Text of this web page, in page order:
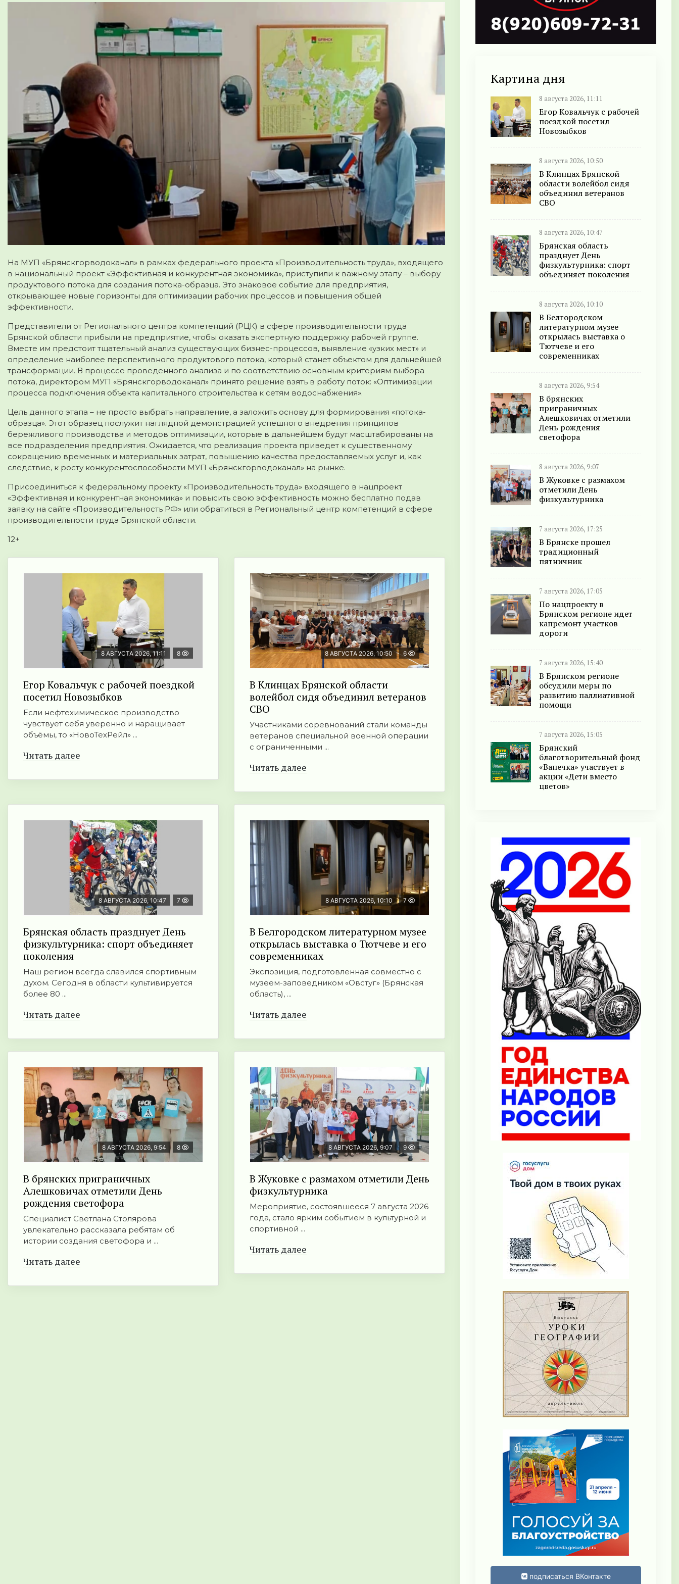
На МУП «Брянскгорводоканал» в рамках федерального проекта «Производительность труда», входящего
в национальный проект «Эффективная и конкурентная экономика», приступили к важному этапу – выбору
продуктового потока для создания потока-образца. Это знаковое событие для предприятия,
открывающее новые горизонты для оптимизации рабочих процессов и повышения общей
эффективности.
Представители от Регионального центра компетенций (РЦК) в сфере производительности труда
Брянской области прибыли на предприятие, чтобы оказать экспертную поддержку рабочей группе.
Вместе им предстоит тщательный анализ существующих бизнес-процессов, выявление «узких мест» и
определение наиболее перспективного продуктового потока, который станет объектом для дальнейшей
трансформации. В процессе проведенного анализа и по соответствию основным критериям выбора
потока, директором МУП «Брянскгорводоканал» принято решение взять в работу поток: «Оптимизации
процесса подключения объекта капитального строительства к сетям водоснабжения».
Цель данного этапа – не просто выбрать направление, а заложить основу для формирования «потока-
образца». Этот образец послужит наглядной демонстрацией успешного внедрения принципов
бережливого производства и методов оптимизации, которые в дальнейшем будут масштабированы на
все подразделения предприятия. Ожидается, что реализация проекта приведет к существенному
сокращению временных и материальных затрат, повышению качества предоставляемых услуг и, как
следствие, к росту конкурентоспособности МУП «Брянскгорводоканал» на рынке.
Присоединиться к федеральному проекту «Производительность труда» входящего в нацпроект
«Эффективная и конкурентная экономика» и повысить свою эффективность можно бесплатно подав
заявку на сайте «Производительность РФ» или обратиться в Региональный центр компетенций в сфере
производительности труда Брянской области.
12+
8 АВГУСТА 2026, 11:11 8
Егор Ковальчук с рабочей поездкой
посетил Новозыбков
Если нефтехимическое производство
чувствует себя уверенно и наращивает
объёмы, то «НовоТехРейл» ...
Читать далее
8 АВГУСТА 2026, 10:50 6
В Клинцах Брянской области
волейбол сидя объединил ветеранов
СВО
Участниками соревнований стали команды
ветеранов специальной военной операции
с ограниченными ...
Читать далее
8 АВГУСТА 2026, 10:47 7
Брянская область празднует День
физкультурника: спорт объединяет
поколения
Наш регион всегда славился спортивным
духом. Сегодня в области культивируется
более 80 ...
Читать далее
8 АВГУСТА 2026, 10:10 7
В Белгородском литературном музее
открылась выставка о Тютчеве и его
современниках
Экспозиция, подготовленная совместно с
музеем-заповедником «Овстуг» (Брянская
область), ...
Читать далее
8 АВГУСТА 2026, 9:54 8
В брянских приграничных
Алешковичах отметили День
рождения светофора
Специалист Светлана Столярова
увлекательно рассказала ребятам об
истории создания светофора и ...
Читать далее
8 АВГУСТА 2026, 9:07 9
В Жуковке с размахом отметили День
физкультурника
Мероприятие, состоявшееся 7 августа 2026
года, стало ярким событием в культурной и
спортивной ...
Читать далее
Картина дня
8 августа 2026, 11:11
Егор Ковальчук с рабочей
поездкой посетил
Новозыбков
8 августа 2026, 10:50
В Клинцах Брянской
области волейбол сидя
объединил ветеранов
СВО
8 августа 2026, 10:47
Брянская область
празднует День
физкультурника: спорт
объединяет поколения
8 августа 2026, 10:10
В Белгородском
литературном музее
открылась выставка о
Тютчеве и его
современниках
8 августа 2026, 9:54
В брянских
приграничных
Алешковичах отметили
День рождения
светофора
8 августа 2026, 9:07
В Жуковке с размахом
отметили День
физкультурника
7 августа 2026, 17:25
В Брянске прошел
традиционный
пятничник
7 августа 2026, 17:05
По нацпроекту в
Брянском регионе идет
капремонт участков
дороги
7 августа 2026, 15:40
В Брянском регионе
обсудили меры по
развитию паллиативной
помощи
7 августа 2026, 15:05
Брянский
благотворительный фонд
«Ванечка» участвует в
акции «Дети вместо
цветов»
подписаться ВКонтакте